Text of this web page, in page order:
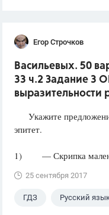
Егор Строчков
Васильевых. 50
33 ч.2 Задание 3
выразительности
Укажите
эпитет.
1) — Скрипка
25 сентября 2017
ГДЗ Русский